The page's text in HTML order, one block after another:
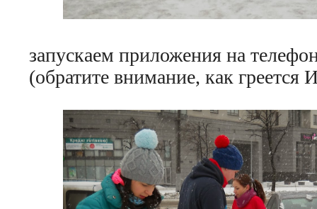
запускаем приложения на
(обратите внимание, как греется